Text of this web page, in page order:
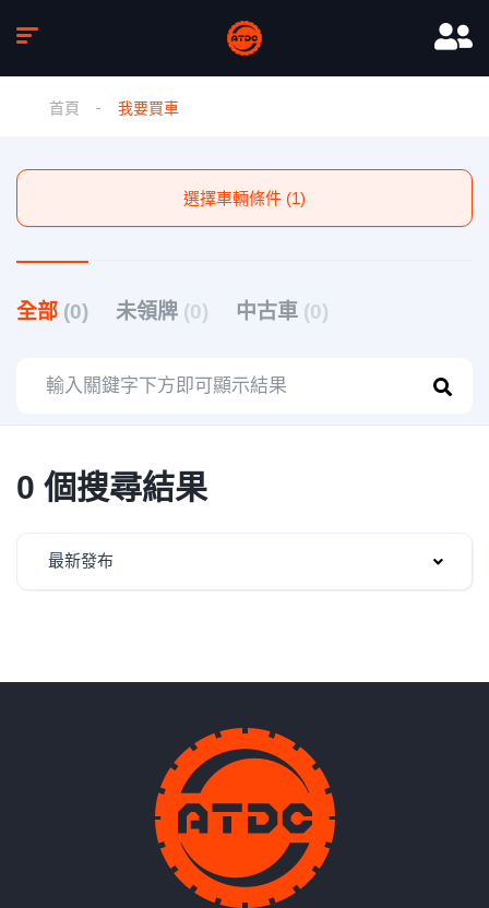
首頁 我要買車
選擇車輛條件 (1)
全部 (0) 未領牌 (0) 中古車 (0)
0 個搜尋結果
最新發布